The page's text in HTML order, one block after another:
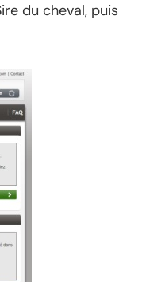
du cheval, puis